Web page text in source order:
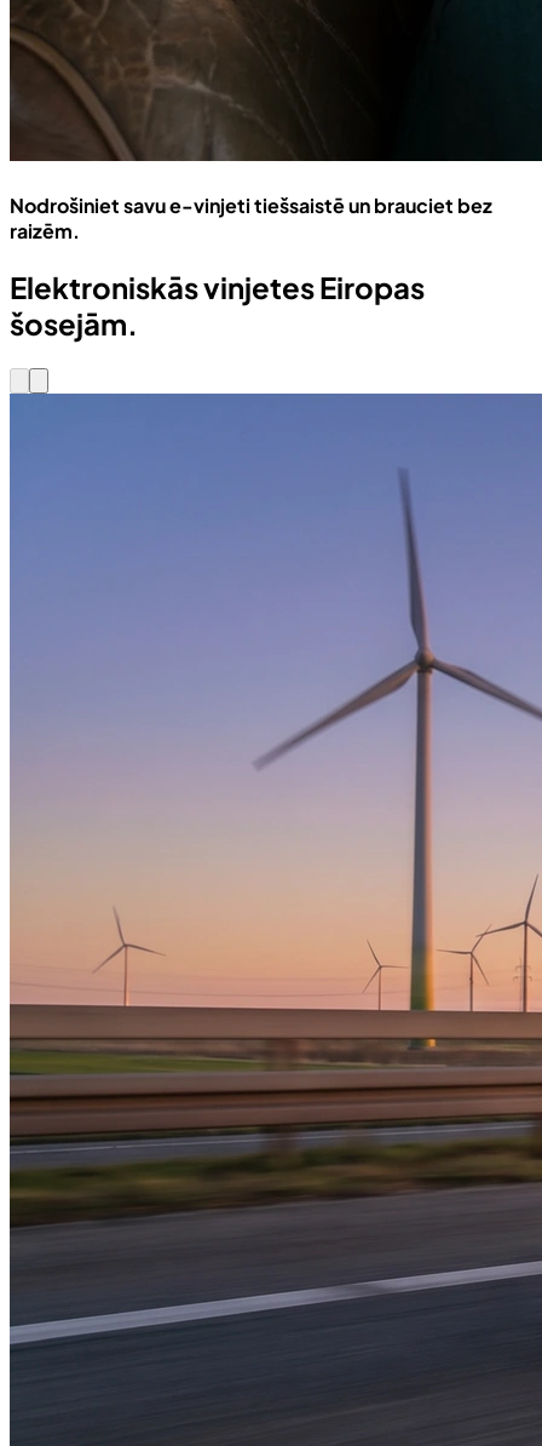
Nodrošiniet savu e-vinjeti tiešsaistē un brauciet bez
raizēm.
Elektroniskās vinjetes Eiropas
šosejām.